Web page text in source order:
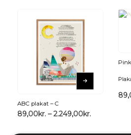
ABC plakat – C
89,00kr. – 2.249,00kr.